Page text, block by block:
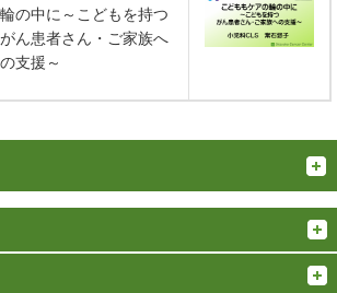
輪の中に～こどもを持つ
がん患者さん・ご家族へ
の支援～